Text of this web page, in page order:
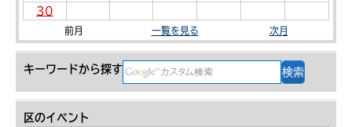
30
前月 一覧を見る 次月
キーワードから探す
区のイベント